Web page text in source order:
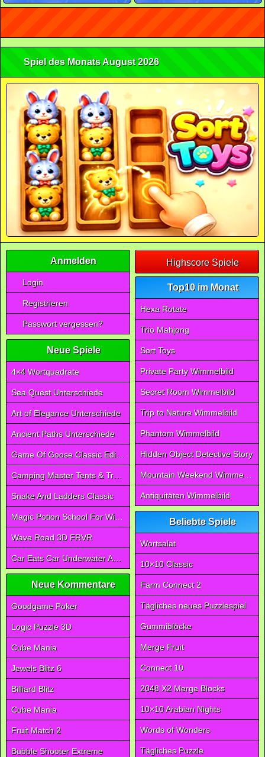
Spiel des Monats August 2026
Anmelden
Login
Registrieren
Passwort vergessen?
Neue Spiele
4×4 Wortquadrate
Sea Quest Unterschiede
Art of Elegance Unterschiede
Ancient Paths Unterschiede
Game Of Goose Classic Edition
Camping Master Tents & Trees
Snake And Ladders Classic
Magic Potion School For Witch
Wave Road 3D FRVR
Car Eats Car Underwater Adventure FRVR
Neue Kommentare
Goodgame Poker
Logic Puzzle 3D
Cube Mania
Jewels Blitz 6
Billiard Blitz
Cube Mania
Fruit Match 2
Bubble Shooter Extreme
Highscore Spiele
Top10 im Monat
Hexa Rotate
Trio Mahjong
Sort Toys
Private Party Wimmelbild
Secret Room Wimmelbild
Trip to Nature Wimmelbild
Phantom Wimmelbild
Hidden Object Detective Story
Mountain Weekend Wimmelbild
Antiquitäten Wimmelbild
Beliebte Spiele
Wortsalat
10×10 Classic
Farm Connect 2
Tägliches neues Puzzlespiel
Gummiblöcke
Merge Fruit
Connect 10
2048 X2 Merge Blocks
10×10 Arabian Nights
Words of Wonders
Tägliches Puzzle